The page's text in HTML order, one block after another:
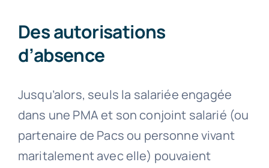
Des autorisations
d’absence
Jusqu’alors, seuls la salariée engagée
dans une PMA et son conjoint salarié (ou
partenaire de Pacs ou personne vivant
maritalement avec elle) pouvaient